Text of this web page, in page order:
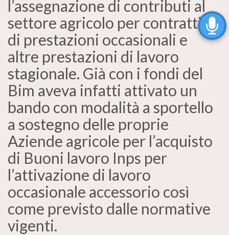
l’assegnazione di contributi al
settore agricolo per contratti
di prestazioni occasionali e
altre prestazioni di lavoro
stagionale. Già con i fondi del
Bim aveva infatti attivato un
bando con modalità a sportello
a sostegno delle proprie
Aziende agricole per l’acquisto
di Buoni lavoro Inps per
l’attivazione di lavoro
occasionale accessorio così
come previsto dalle normative
vigenti.